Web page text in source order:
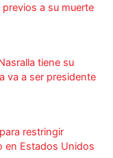
a su muerte
tiene su
va a ser presidente
restringir
en Estados Unidos